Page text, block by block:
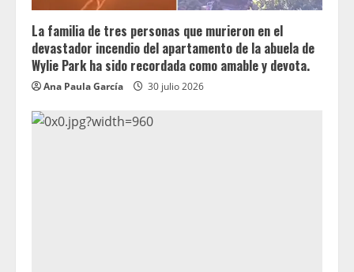
La familia de tres personas que murieron en el
devastador incendio del apartamento de la abuela de
Wylie Park ha sido recordada como amable y devota.
Ana Paula García 30 julio 2026